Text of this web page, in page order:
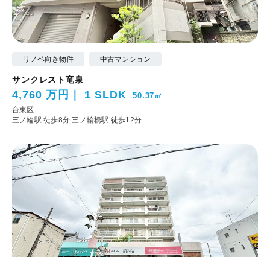
リノベ向き物件 中古マンション
サンクレスト竜泉
4,760 万円 1 SLDK 50.37㎡
台東区
三ノ輪駅 徒歩8分 三ノ輪橋駅 徒歩12分